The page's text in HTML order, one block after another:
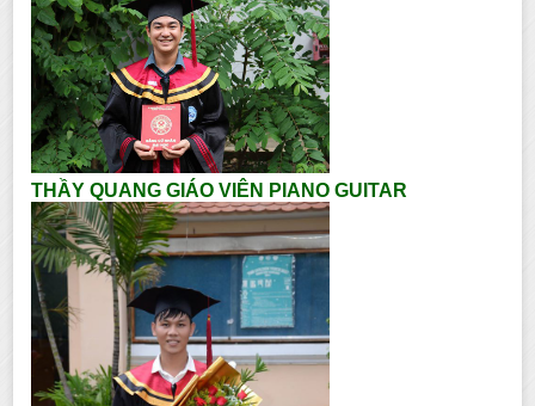
THẦY QUANG GIÁO VIÊN PIANO GUITAR